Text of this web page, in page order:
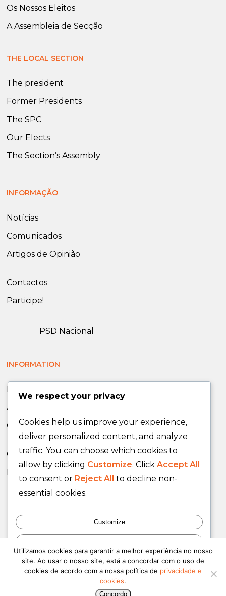
Os Nossos Eleitos
A Assembleia de Secção
THE LOCAL SECTION
The president
Former Presidents
The SPC
Our Elects
The Section’s Assembly
INFORMAÇÃO
Notícias
Comunicados
Artigos de Opinião
Contactos
Participe!
PSD Nacional
INFORMATION
News
Announcements
Opinion Articles
Contacts
Participate!
© 2026 PSD Olhão. All rights reserved.Privacy and Cookies
Policy
We respect your privacy
Cookies help us improve your experience,
deliver personalized content, and analyze
traffic. You can choose which cookies to
allow by clicking Customize. Click Accept All
to consent or Reject All to decline non-
essential cookies.
Customize
Accept All
Powered by
Utilizamos cookies para garantir a melhor experiência no nosso
site. Ao usar o nosso site, está a concordar com o uso de
cookies de acordo com a nossa política de privacidade e
cookies.
Concordo